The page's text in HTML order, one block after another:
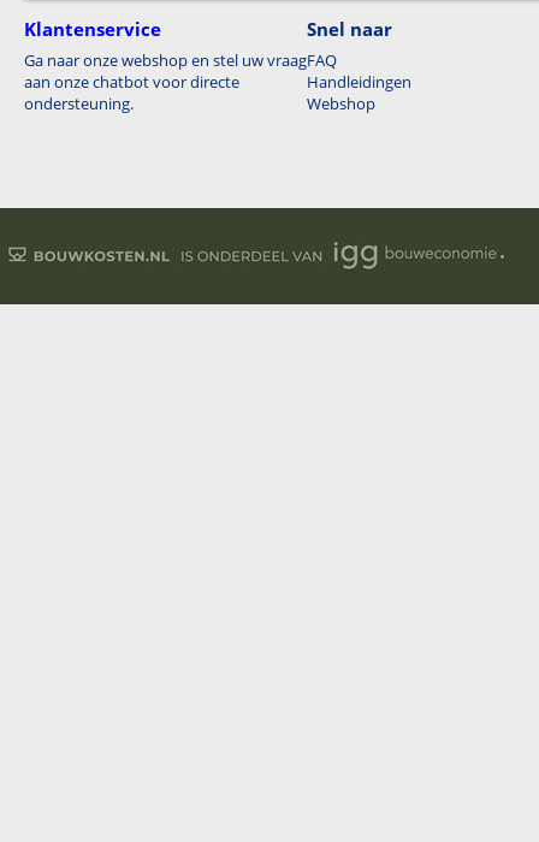
Klantenservice
Ga naar onze webshop en stel uw vraag
aan onze chatbot voor directe
ondersteuning.
Snel naar
FAQ
Handleidingen
Webshop